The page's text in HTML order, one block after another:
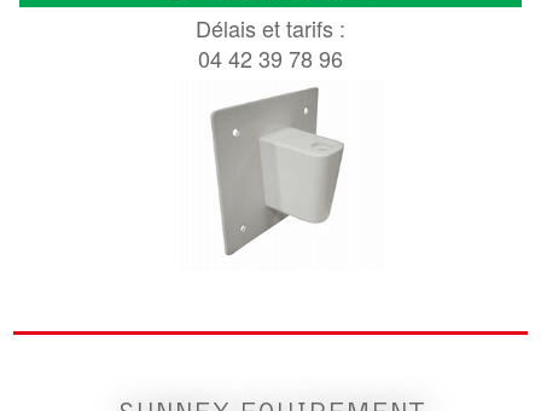
Délais et tarifs :
04 42 39 78 96